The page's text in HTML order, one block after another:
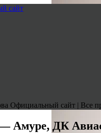
Официальный сайт | Все
Амуре, ДК